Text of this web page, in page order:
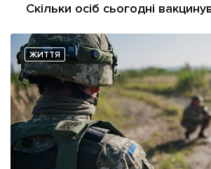
Скільки осіб сьогодні
ЖИТТЯ